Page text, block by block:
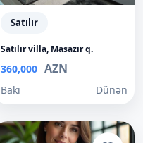
Satılır
Satılır villa, Masazır q.
360,000 AZN
Bakı Dünən